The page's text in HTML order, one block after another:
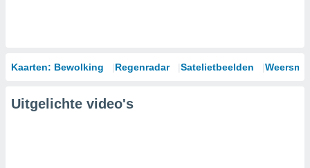
Kaarten: Bewolking Regenradar Satelietbeelden
Uitgelichte video's